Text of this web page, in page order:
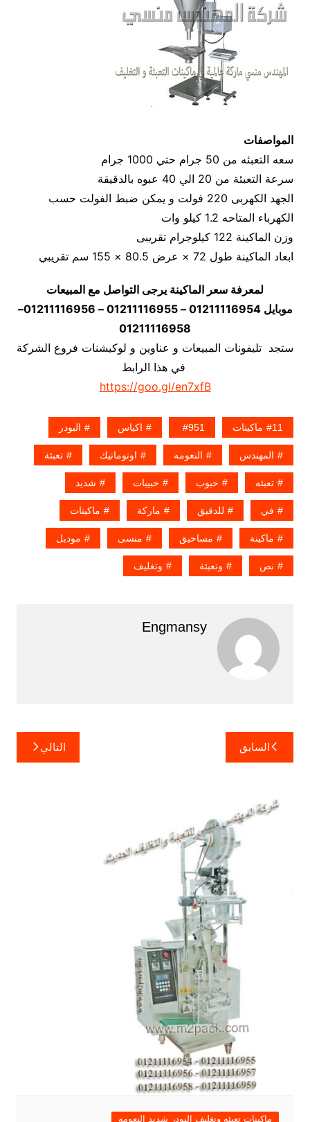
المواصفات
سعه التعبئه من 50 جرام حتي 1000 جرام
سرعة التعبئة من 20 الي 40 عبوه بالدقيقة
الجهد الكهربى 220 فولت و يمكن ضبط الفولت حسب
الكهرباء المتاحه 1.2 كيلو وات
وزن الماكينة 122 كيلوجرام تقريبى
ابعاد الماكينة طول 72 × عرض 80.5 × 155 سم تقريبي
لمعرفة سعر الماكينة يرجى التواصل مع المبيعات
موبايل 01211116954 – 01211116955 – 01211116956–
01211116958
ستجد تليفونات المبيعات و عناوين و لوكيشنات فروع الشركة
في هذا الرابط
https://goo.gl/en7xfB
11ماكينات 951 اكياس البودر
المهندس النعومه اوتوماتيك تعبئة
تعبئه حبوب حبيبات شديد
في للدقيق ماركة ماكينات
ماكينة مساحيق منسى موديل
نص وتعبئة وتغليف
Engmansy
تصفّح
المقالات
السابق التالي
ماكينات تعبئه وتغليف البودر شديد النعومه